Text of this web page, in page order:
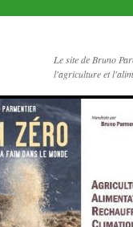
Le site de Bruno
l'agriculture et